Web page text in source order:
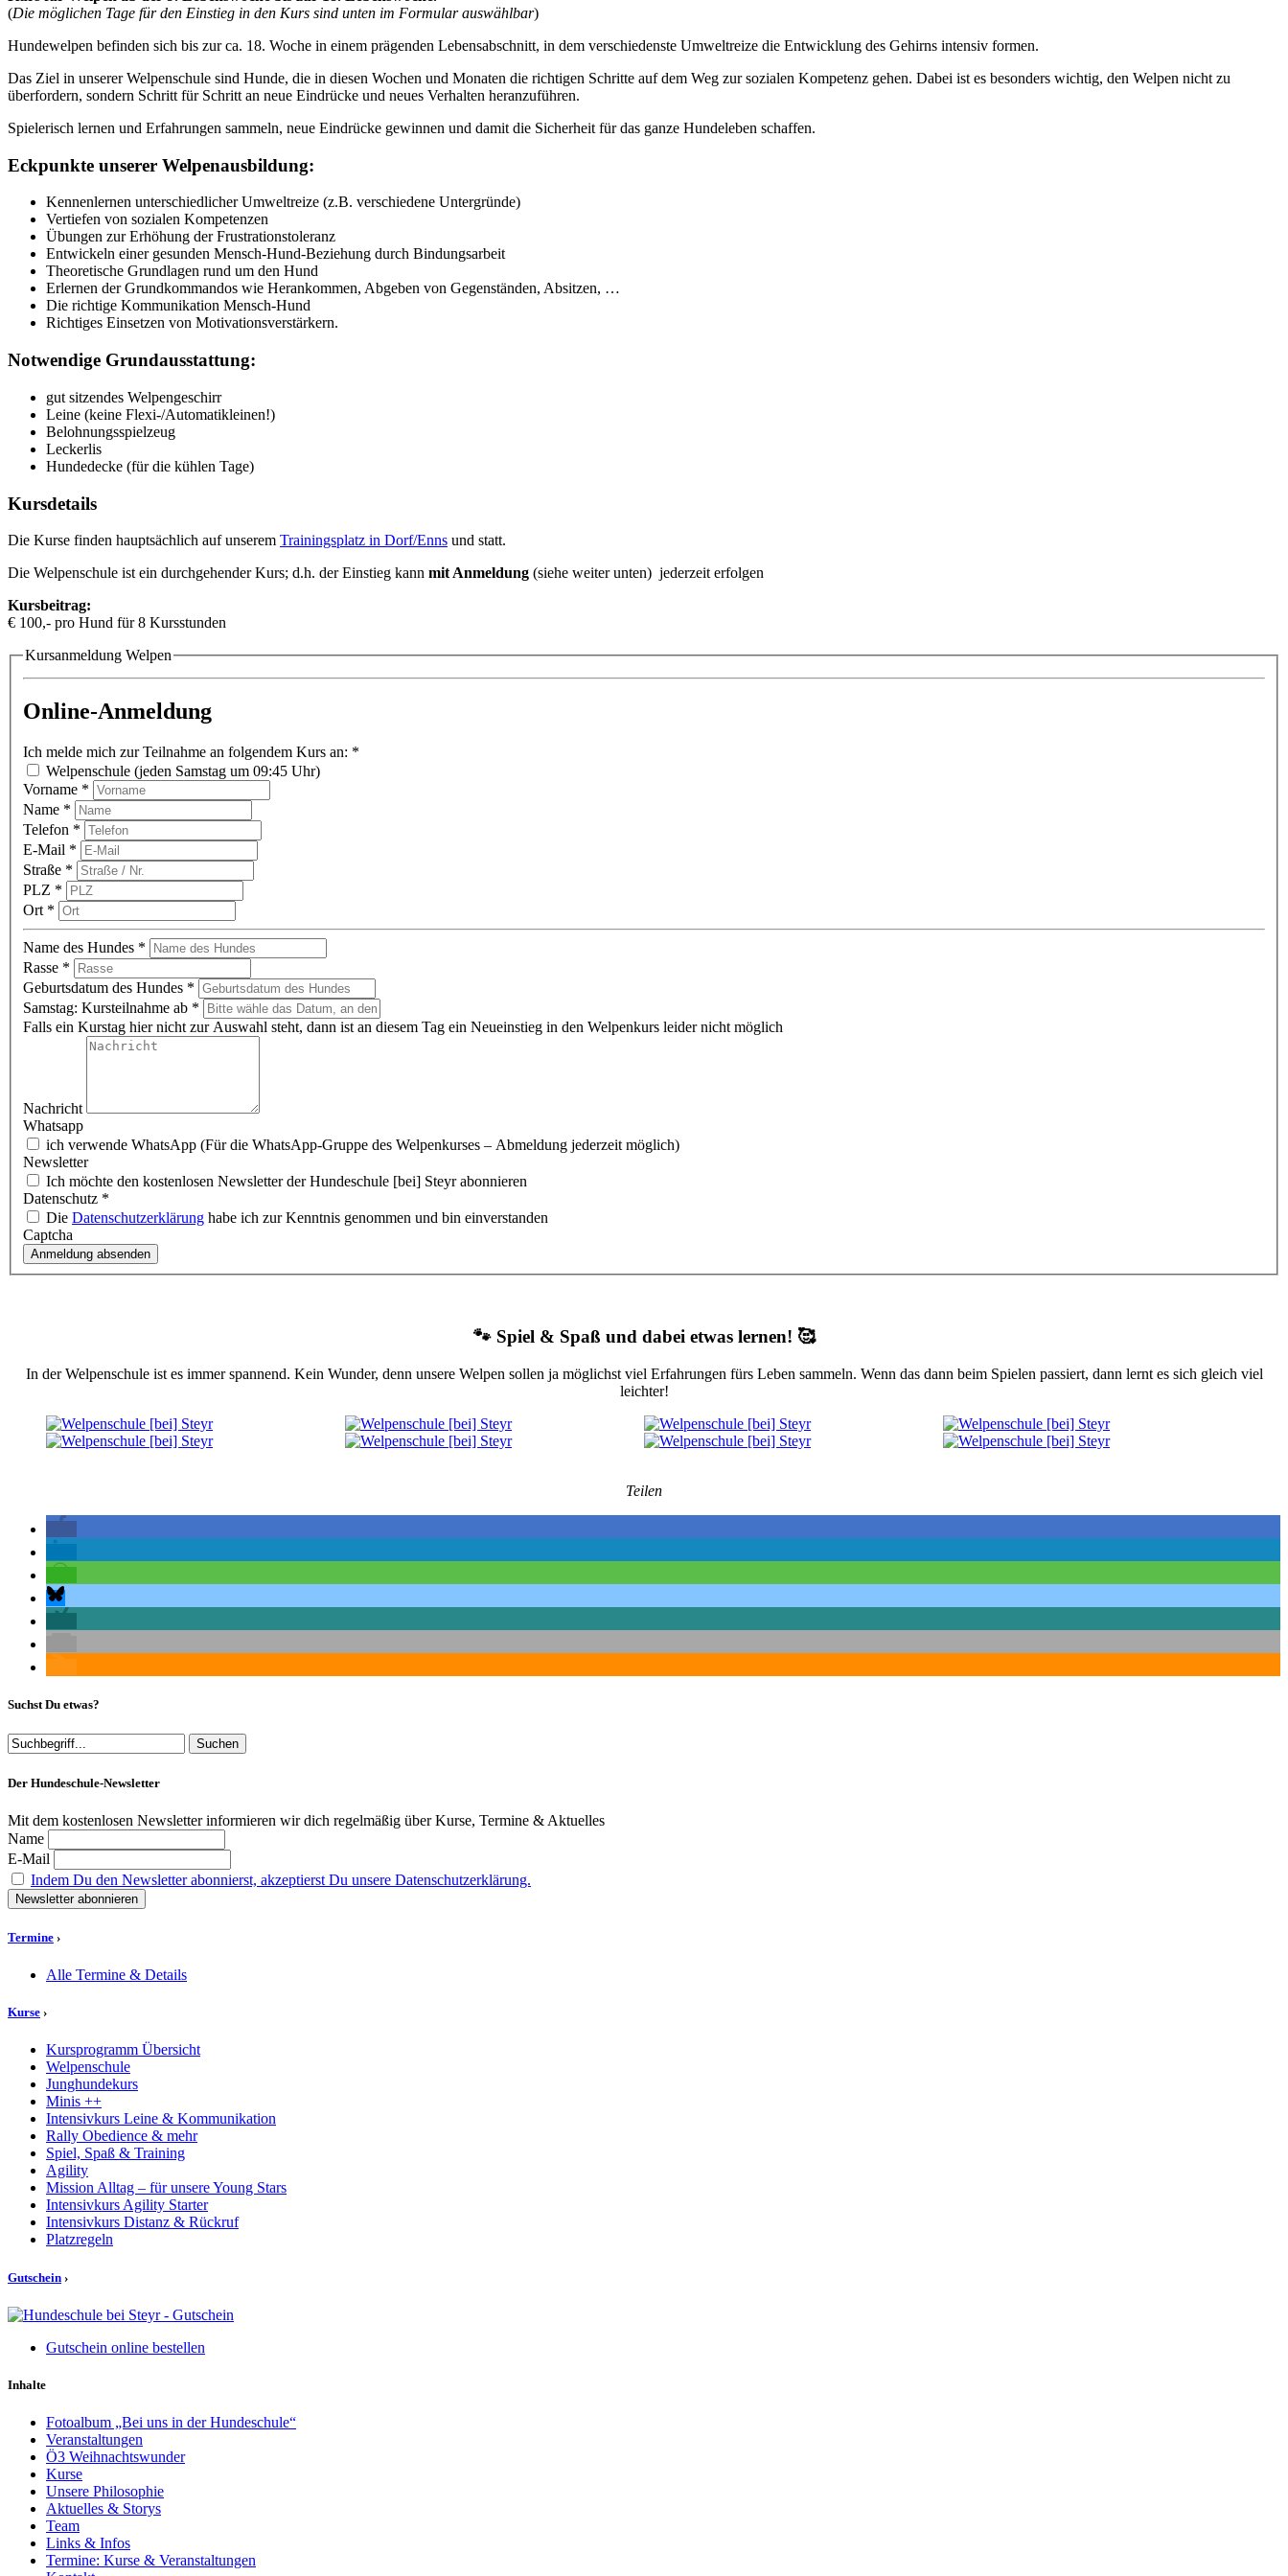
(Die möglichen Tage für den Einstieg in den Kurs sind unten im Formular auswählbar)
Hundewelpen befinden sich bis zur ca. 18. Woche in einem prägenden Lebensabschnitt, in dem verschiedenste Umweltreize die Entwicklung des Gehirns intensiv formen.
Das Ziel in unserer Welpenschule sind Hunde, die in diesen Wochen und Monaten die richtigen Schritte auf dem Weg zur sozialen Kompetenz gehen. Dabei ist es besonders wichtig, den Welpen nicht zu
überfordern, sondern Schritt für Schritt an neue Eindrücke und neues Verhalten heranzuführen.
Spielerisch lernen und Erfahrungen sammeln, neue Eindrücke gewinnen und damit die Sicherheit für das ganze Hundeleben schaffen.
Eckpunkte unserer Welpenausbildung:
Kennenlernen unterschiedlicher Umweltreize (z.B. verschiedene Untergründe)
Vertiefen von sozialen Kompetenzen
Übungen zur Erhöhung der Frustrationstoleranz
Entwickeln einer gesunden Mensch-Hund-Beziehung durch Bindungsarbeit
Theoretische Grundlagen rund um den Hund
Erlernen der Grundkommandos wie Herankommen, Abgeben von Gegenständen, Absitzen, …
Die richtige Kommunikation Mensch-Hund
Richtiges Einsetzen von Motivationsverstärkern.
Notwendige Grundausstattung:
gut sitzendes Welpengeschirr
Leine (keine Flexi-/Automatikleinen!)
Belohnungsspielzeug
Leckerlis
Hundedecke (für die kühlen Tage)
Kursdetails
Die Kurse finden hauptsächlich auf unserem Trainingsplatz in Dorf/Enns und statt.
Die Welpenschule ist ein durchgehender Kurs; d.h. der Einstieg kann mit Anmeldung (siehe weiter unten) jederzeit erfolgen
Kursbeitrag:
€ 100,- pro Hund für 8 Kursstunden
Kursanmeldung Welpen
Online-Anmeldung
Ich melde mich zur Teilnahme an folgendem Kurs an: *
Welpenschule (jeden Samstag um 09:45 Uhr)
Vorname *
Name *
Telefon *
E-Mail *
Straße *
PLZ *
Ort *
Name des Hundes *
Rasse *
Geburtsdatum des Hundes *
Samstag: Kursteilnahme ab *
Falls ein Kurstag hier nicht zur Auswahl steht, dann ist an diesem Tag ein Neueinstieg in den Welpenkurs leider nicht möglich
Nachricht
Whatsapp
ich verwende WhatsApp (Für die WhatsApp-Gruppe des Welpenkurses – Abmeldung jederzeit möglich)
Newsletter
Ich möchte den kostenlosen Newsletter der Hundeschule [bei] Steyr abonnieren
Datenschutz *
Die Datenschutzerklärung habe ich zur Kenntnis genommen und bin einverstanden
Captcha
Anmeldung absenden
🐾 Spiel & Spaß und dabei etwas lernen! 🥰
In der Welpenschule ist es immer spannend. Kein Wunder, denn unsere Welpen sollen ja möglichst viel Erfahrungen fürs Leben sammeln. Wenn das dann beim Spielen passiert, dann lernt es sich gleich viel
leichter!
Teilen
Suchst Du etwas?
Der Hundeschule-Newsletter
Mit dem kostenlosen Newsletter informieren wir dich regelmäßig über Kurse, Termine & Aktuelles
Name
E-Mail
Indem Du den Newsletter abonnierst, akzeptierst Du unsere Datenschutzerklärung.
Termine ›
Alle Termine & Details
Kurse ›
Kursprogramm Übersicht
Welpenschule
Junghundekurs
Minis ++
Intensivkurs Leine & Kommunikation
Rally Obedience & mehr
Spiel, Spaß & Training
Agility
Mission Alltag – für unsere Young Stars
Intensivkurs Agility Starter
Intensivkurs Distanz & Rückruf
Platzregeln
Gutschein ›
Gutschein online bestellen
Inhalte
Fotoalbum „Bei uns in der Hundeschule“
Veranstaltungen
Ö3 Weihnachtswunder
Kurse
Unsere Philosophie
Aktuelles & Storys
Team
Links & Infos
Termine: Kurse & Veranstaltungen